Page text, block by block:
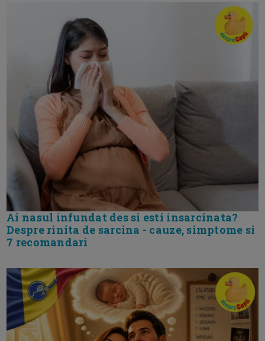
Ai nasul infundat des si esti insarcinata?
Despre rinita de sarcina - cauze, simptome si
7 recomandari